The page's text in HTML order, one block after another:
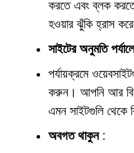
করতে এবং ব্লক করতে
হওয়ার ঝুঁকি হ্রাস
সাইটের অনুমতি
পর্যায়ক্রমে
করুন। আপনি আর
এমন সাইটগুলি থেকে
অবগত থাকুন: